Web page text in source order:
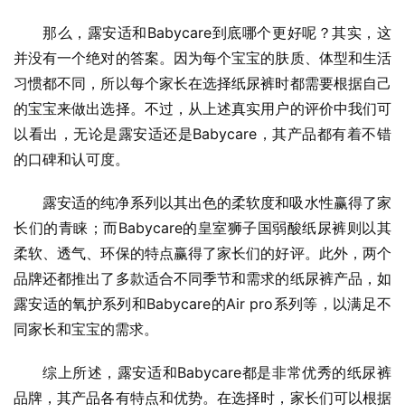
那么，露安适和Babycare到底哪个更好呢？其实，这
并没有一个绝对的答案。因为每个宝宝的肤质、体型和生活
习惯都不同，所以每个家长在选择纸尿裤时都需要根据自己
的宝宝来做出选择。不过，从上述真实用户的评价中我们可
以看出，无论是露安适还是Babycare，其产品都有着不错
的口碑和认可度。
露安适的纯净系列以其出色的柔软度和吸水性赢得了家
长们的青睐；而Babycare的皇室狮子国弱酸纸尿裤则以其
柔软、透气、环保的特点赢得了家长们的好评。此外，两个
品牌还都推出了多款适合不同季节和需求的纸尿裤产品，如
露安适的氧护系列和Babycare的Air pro系列等，以满足不
同家长和宝宝的需求。
综上所述，露安适和Babycare都是非常优秀的纸尿裤
品牌，其产品各有特点和优势。在选择时，家长们可以根据